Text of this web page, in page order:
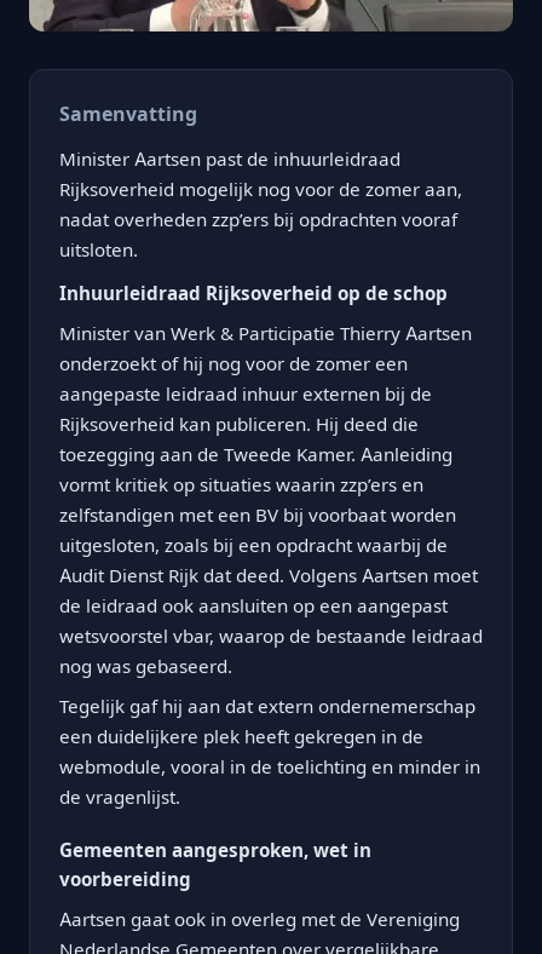
Samenvatting
Minister Aartsen past de inhuurleidraad
Rijksoverheid mogelijk nog voor de zomer aan,
nadat overheden zzp’ers bij opdrachten vooraf
uitsloten.
Inhuurleidraad Rijksoverheid op de schop
Minister van Werk & Participatie Thierry Aartsen
onderzoekt of hij nog voor de zomer een
aangepaste leidraad inhuur externen bij de
Rijksoverheid kan publiceren. Hij deed die
toezegging aan de Tweede Kamer. Aanleiding
vormt kritiek op situaties waarin zzp’ers en
zelfstandigen met een BV bij voorbaat worden
uitgesloten, zoals bij een opdracht waarbij de
Audit Dienst Rijk dat deed. Volgens Aartsen moet
de leidraad ook aansluiten op een aangepast
wetsvoorstel vbar, waarop de bestaande leidraad
nog was gebaseerd.
Tegelijk gaf hij aan dat extern ondernemerschap
een duidelijkere plek heeft gekregen in de
webmodule, vooral in de toelichting en minder in
de vragenlijst.
Gemeenten aangesproken, wet in
voorbereiding
Aartsen gaat ook in overleg met de Vereniging